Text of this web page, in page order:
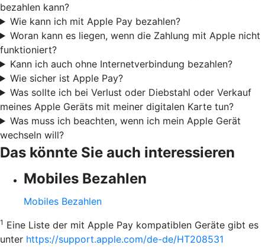
bezahlen kann?
Wie kann ich mit Apple Pay bezahlen?
Woran kann es liegen, wenn die Zahlung mit Apple nicht
funktioniert?
Kann ich auch ohne Internetverbindung bezahlen?
Wie sicher ist Apple Pay?
Was sollte ich bei Verlust oder Diebstahl oder Verkauf
meines Apple Geräts mit meiner digitalen Karte tun?
Was muss ich beachten, wenn ich mein Apple Gerät
wechseln will?
Das könnte Sie auch interessieren
Mobiles Bezahlen
Mobiles Bezahlen
1 Eine Liste der mit Apple Pay kompatiblen Geräte gibt es
unter https://support.apple.com/de-de/HT208531